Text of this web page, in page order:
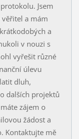
Jsem
a mám
a
v nouzi s
vyřešit různé
úlevu
dluh,
dalších projektů
zájem o
žádost a
Kontaktujte mě